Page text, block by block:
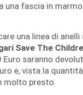
fascia in
una linea di
Save The
Euro saranno
e, vista la
molto presto.